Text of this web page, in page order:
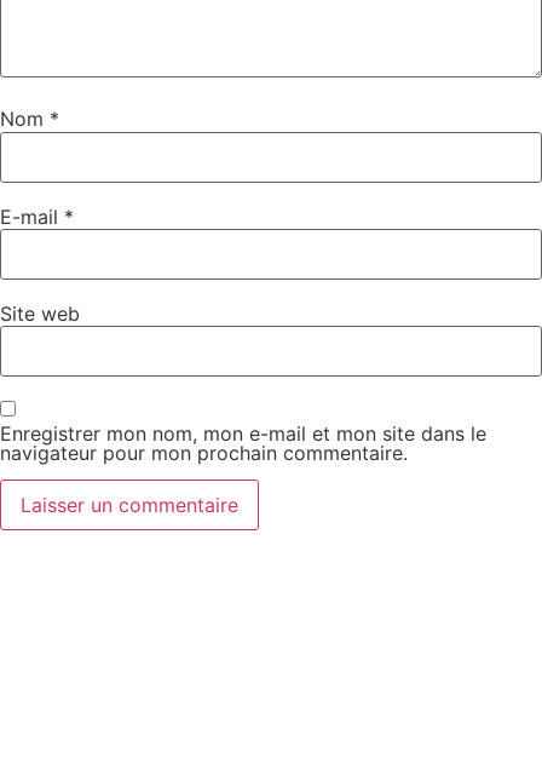
Nom *
E-mail *
Site web
Enregistrer mon nom, mon e-mail et mon site dans le
navigateur pour mon prochain commentaire.